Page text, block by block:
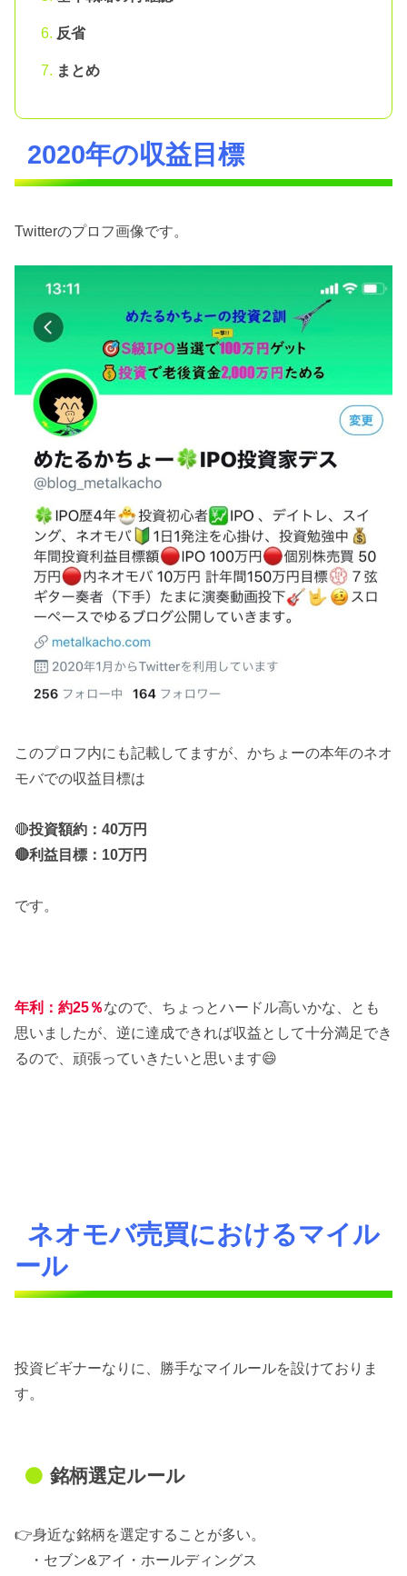
反省
まとめ
2020年の収益目標
Twitterのプロフ画像です。
このプロフ内にも記載してますが、かちょーの本年のネオ
モバでの収益目標は
🔴投資額約：40万円
🔴利益目標：10万円
です。
年利：約25％なので、ちょっとハードル高いかな、とも
思いましたが、逆に達成できれば収益として十分満足でき
るので、頑張っていきたいと思います😄
ネオモバ売買におけるマイル
ール
投資ビギナーなりに、勝手なマイルールを設けておりま
す。
銘柄選定ルール
👉身近な銘柄を選定することが多い。
・セブン&アイ・ホールディングス